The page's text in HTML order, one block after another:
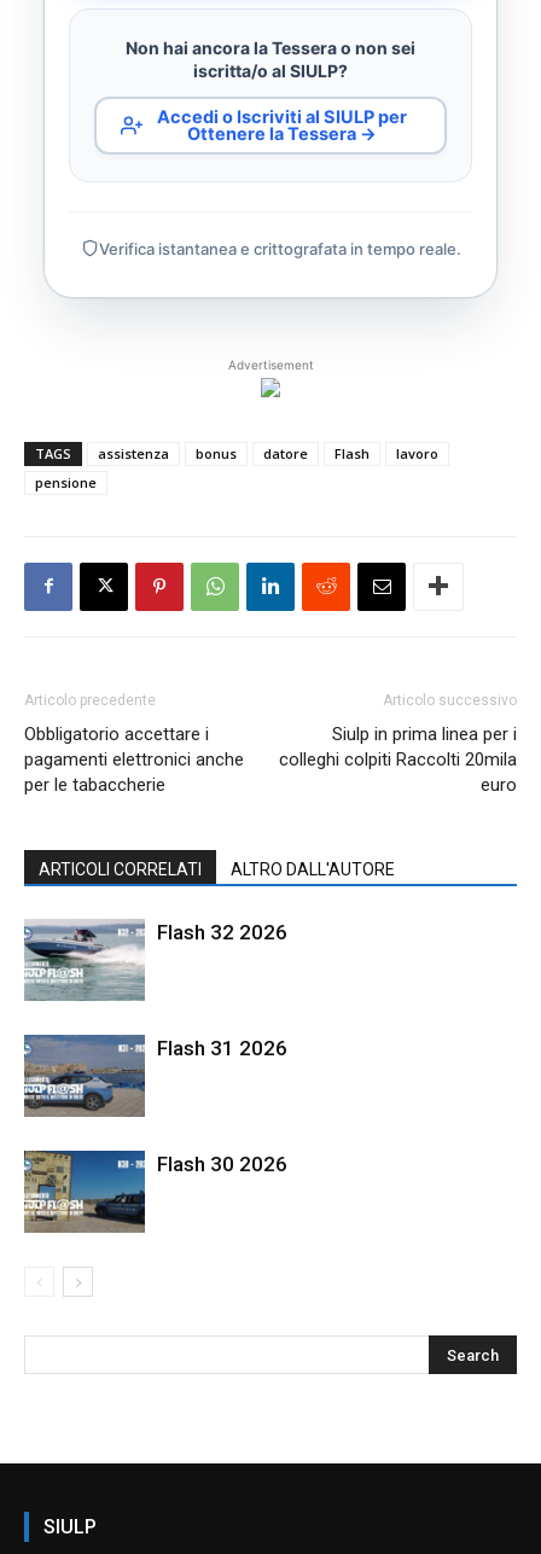
Non hai ancora la Tessera o non sei
iscritta/o al SIULP?
Accedi o Iscriviti al SIULP per
Ottenere la Tessera →
Verifica istantanea e crittografata in tempo reale.
Advertisement
TAGS assistenza bonus datore Flash
lavoro
pensione
Articolo precedente
Obbligatorio accettare i
pagamenti elettronici anche
per le tabaccherie
Articolo successivo
Siulp in prima linea per i
colleghi colpiti Raccolti 20mila
euro
ARTICOLI CORRELATI ALTRO DALL'AUTORE
Flash 32 2026
Flash 31 2026
Flash 30 2026
SIULP